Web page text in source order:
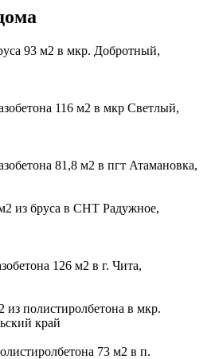
93 м2 в мкр. Добротный,
116 м2 в мкр Светлый,
81,8 м2 в пгт Атамановка,
из бруса в СНТ Радужное,
126 м2 в г. Чита,
полистиролбетона в мкр.
край
73 м2 в п.